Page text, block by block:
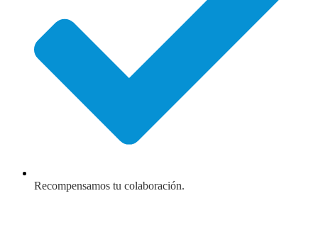
Recompensamos tu colaboración.